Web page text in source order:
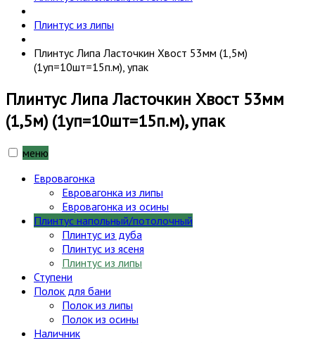
Плинтус из липы
Плинтус Липа Ласточкин Хвост 53мм (1,5м)
(1уп=10шт=15п.м), упак
Плинтус Липа Ласточкин Хвост 53мм
(1,5м) (1уп=10шт=15п.м), упак
меню
Евровагонка
Евровагонка из липы
Евровагонка из осины
Плинтус напольный/потолочный
Плинтус из дуба
Плинтус из ясеня
Плинтус из липы
Ступени
Полок для бани
Полок из липы
Полок из осины
Наличник